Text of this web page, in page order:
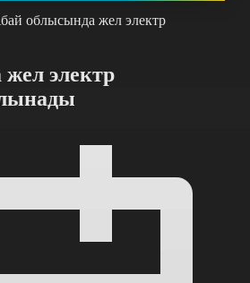
облысында жел электр
электр